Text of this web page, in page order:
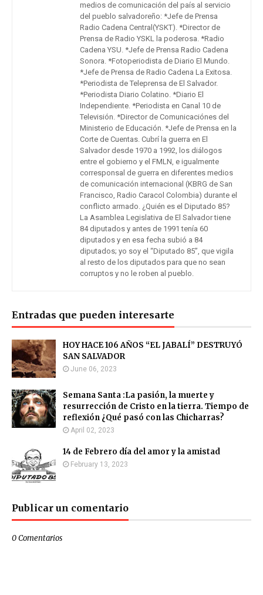
medios de comunicación del país al servicio
del pueblo salvadoreño: *Jefe de Prensa
Radio Cadena Central(YSKT). *Director de
Prensa de Radio YSKL la poderosa. *Radio
Cadena YSU. *Jefe de Prensa Radio Cadena
Sonora. *Fotoperiodista de Diario El Mundo.
*Jefe de Prensa de Radio Cadena La Exitosa.
*Periodista de Teleprensa de El Salvador.
*Periodista Diario Colatino. *Diario El
Independiente. *Periodista en Canal 10 de
Televisión. *Director de Comunicaciónes del
Ministerio de Educación. *Jefe de Prensa en la
Corte de Cuentas. Cubrí la guerra en El
Salvador desde 1970 a 1992, los diálogos
entre el gobierno y el FMLN, e igualmente
corresponsal de guerra en diferentes medios
de comunicación internacional (KBRG de San
Francisco, Radio Caracol Colombia) durante el
conflicto armado. ¿Quién es el Diputado 85?
La Asamblea Legislativa de El Salvador tiene
84 diputados y antes de 1991 tenía 60
diputados y en esa fecha subió a 84
diputados; yo soy el “Diputado 85”, que vigila
al resto de los diputados para que no sean
corruptos y no le roben al pueblo.
Entradas que pueden interesarte
HOY HACE 106 AÑOS “EL JABALÍ” DESTRUYÓ
SAN SALVADOR
June 06, 2023
Semana Santa :La pasión, la muerte y
resurrección de Cristo en la tierra. Tiempo de
reflexión ¿Qué pasó con las Chicharras?
April 02, 2023
14 de Febrero día del amor y la amistad
February 13, 2023
Publicar un comentario
0 Comentarios